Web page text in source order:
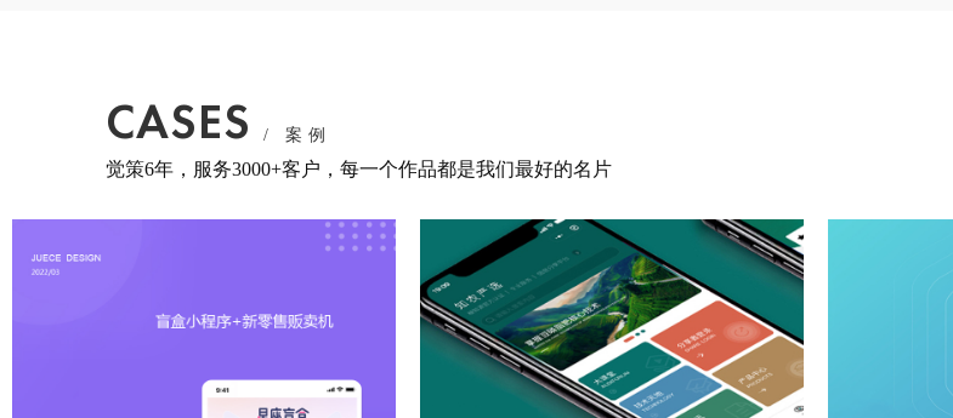
CASES / 案例
觉策6年，服务3000+客户，每一个作品都是我们最好的名片
盲盒小程序 植农严选